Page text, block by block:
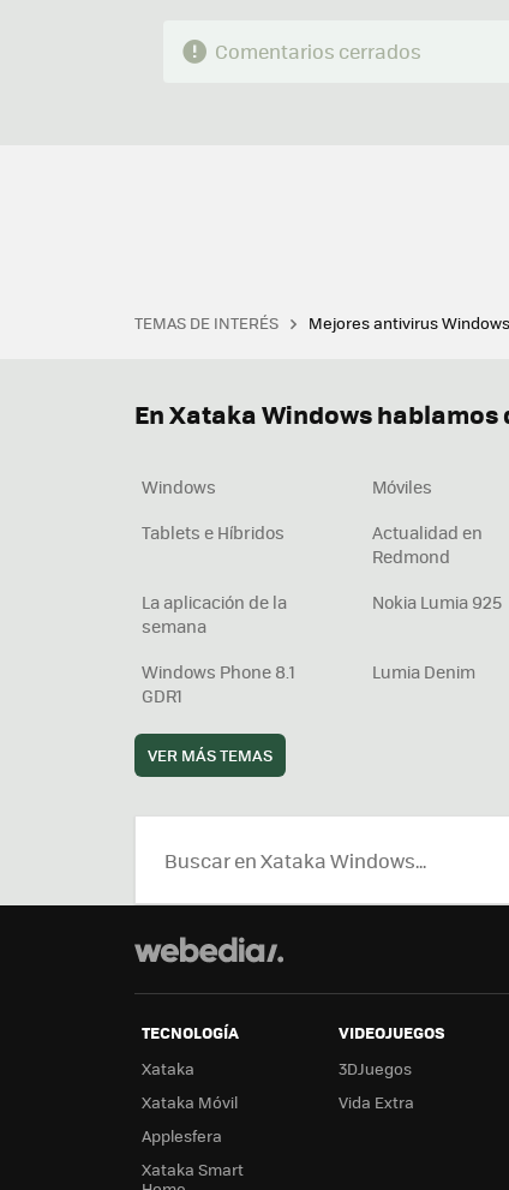
Comentarios cerrados
TEMAS DE INTERÉS Mejores antivirus
En Xataka Windows hablamos
Windows Móviles
Tablets e Híbridos
Actualidad en
Redmond
La aplicación de la
semana
Nokia Lumia 925
Windows Phone 8.1
GDR1
Lumia Denim
VER MÁS TEMAS
TECNOLOGÍA
Xataka
Xataka Móvil
Applesfera
Xataka Smart
VIDEOJUEGOS
3DJuegos
Vida Extra